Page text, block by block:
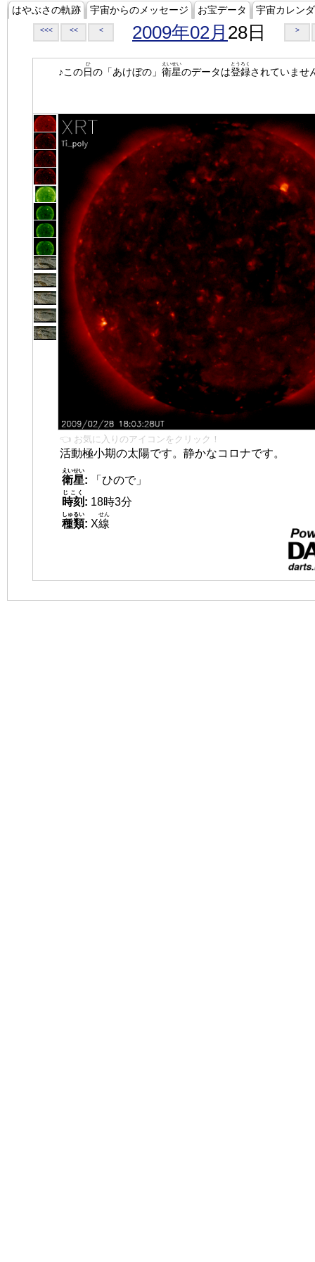
はやぶさの軌跡 宇宙からのメッセージ お宝データ 宇宙カレン
<<< << < 2009年02月 28日 >
♪この日
ひ
の「あけぼの」 衛星
えいせい
のデータは登録
とうろく
されていませ
👈 お気に入りのアイコンをクリック！
活動極小期の太陽です。静かなコロナです。
衛星
えいせい
:
「ひので」
時刻
じこく
: 18時3分
種類
しゅるい
: X線
せん